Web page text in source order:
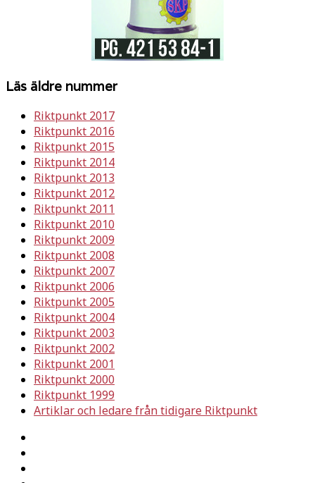
Läs äldre nummer
Riktpunkt 2017
Riktpunkt 2016
Riktpunkt 2015
Riktpunkt 2014
Riktpunkt 2013
Riktpunkt 2012
Riktpunkt 2011
Riktpunkt 2010
Riktpunkt 2009
Riktpunkt 2008
Riktpunkt 2007
Riktpunkt 2006
Riktpunkt 2005
Riktpunkt 2004
Riktpunkt 2003
Riktpunkt 2002
Riktpunkt 2001
Riktpunkt 2000
Riktpunkt 1999
Artiklar och ledare från tidigare Riktpunkt